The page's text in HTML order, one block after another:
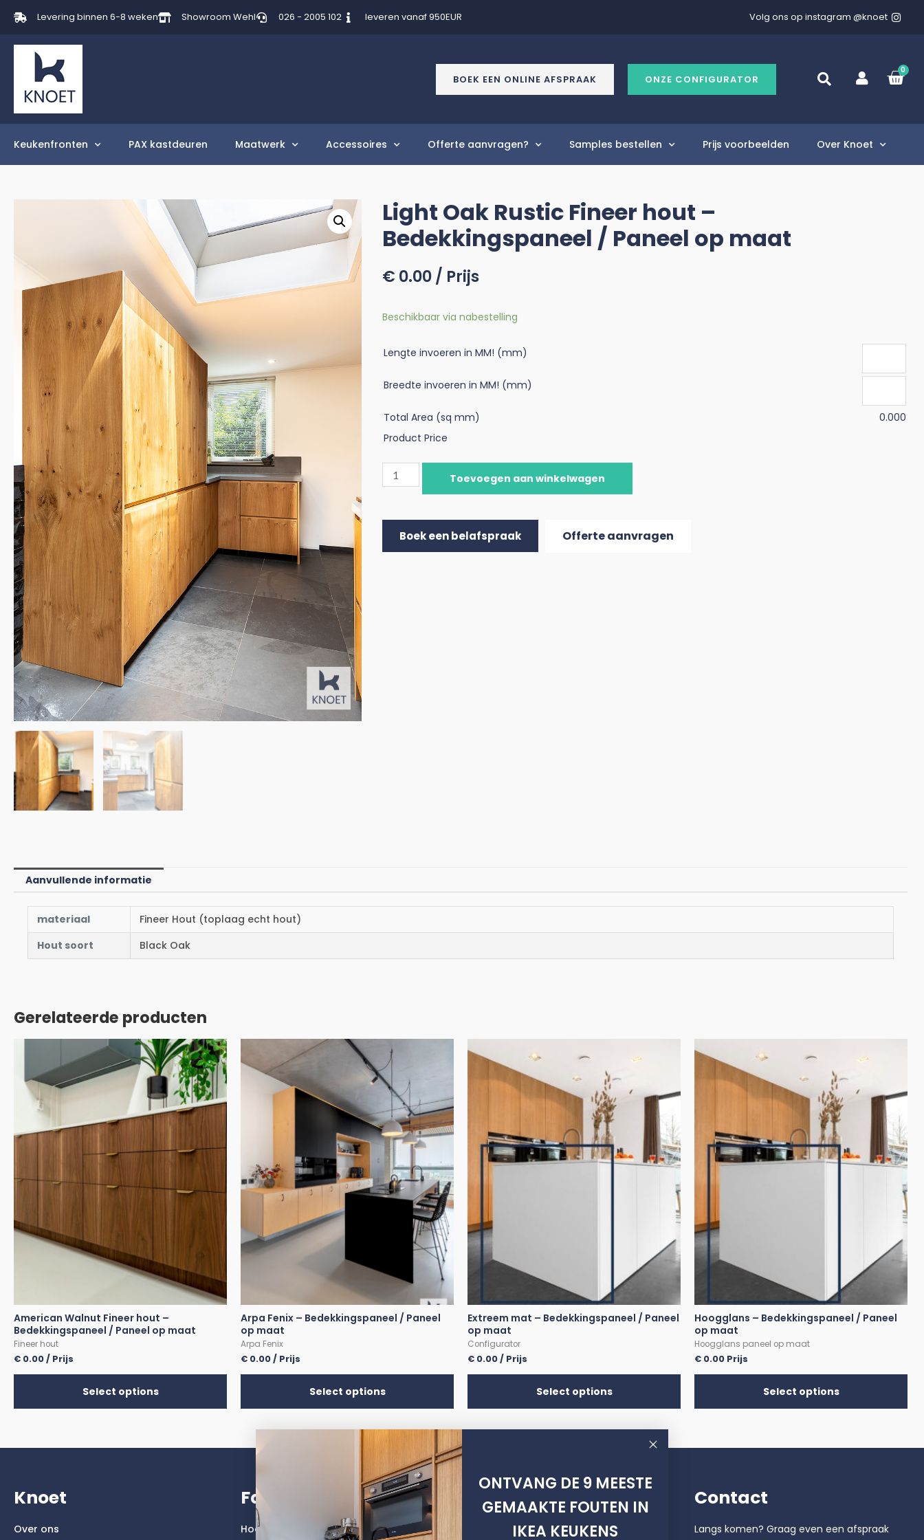
Levering binnen 6-8 weken Showroom Wehl 026 - 2005 102 leveren vanaf 950EUR Volg ons op instagram @knoet
BOEK EEN ONLINE AFSPRAAK ONZE CONFIGURATOR
0
Keukenfronten PAX kastdeuren Maatwerk Accessoires Offerte aanvragen? Samples bestellen Prijs voorbeelden Over Knoet
Light Oak Rustic Fineer hout –
Bedekkingspaneel / Paneel op maat
€ 0.00/ Prijs
Beschikbaar via nabestelling
Lengte invoeren in MM! (mm)
Breedte invoeren in MM! (mm)
Total Area (sq mm)
0.000
Product Price
Toevoegen aan winkelwagen
Boek een belafspraak Offerte aanvragen
Aanvullende informatie
materiaal
Fineer Hout (toplaag echt hout)
Hout soort
Black Oak
Gerelateerde producten
American Walnut Fineer hout –
Bedekkingspaneel / Paneel op maat
Fineer hout
€ 0.00/ Prijs
Select options
Arpa Fenix – Bedekkingspaneel / Paneel
op maat
Arpa Fenix
€ 0.00/ Prijs
Select options
Extreem mat – Bedekkingspaneel / Paneel
op maat
Configurator
€ 0.00/ Prijs
Select options
Hoogglans – Bedekkingspaneel / Paneel
op maat
Hoogglans paneel op maat
€ 0.00 Prijs
Select options
Knoet
Over ons
Faktum
Hoogglans
Metod
Hoogglans
Contact
Langs komen? Graag even een afspraak
ONTVANG DE 9 MEESTE
GEMAAKTE FOUTEN IN
IKEA KEUKENS